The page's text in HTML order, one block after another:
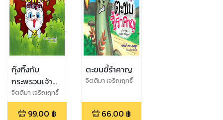
กุ๊งกิ๊งกับ
กระพรวนเจ้า
ปัญหา
จิตติมา เจริญฤทธิ์
99.00 ฿
ตะขบขี้รำคาญ
จิตติมา เจริญฤทธิ์
66.00 ฿